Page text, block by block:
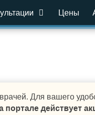
Цены
Для вашего
портале действует